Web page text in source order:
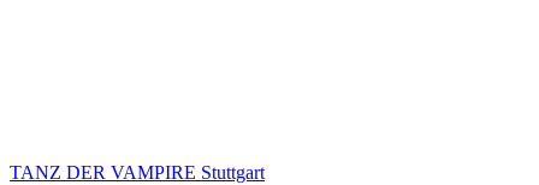
TANZ DER VAMPIRE Stuttgart